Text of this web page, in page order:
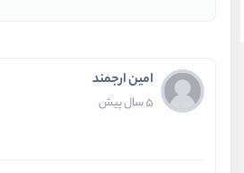
امین ارجمند
5 سال پیش